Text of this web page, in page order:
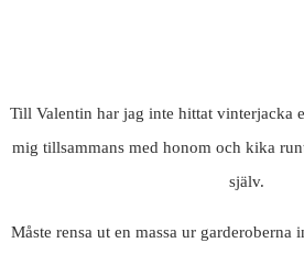
Till Valentin har jag inte hittat vinterjacka
mig tillsammans med honom och kika
själv.
Måste rensa ut en massa ur